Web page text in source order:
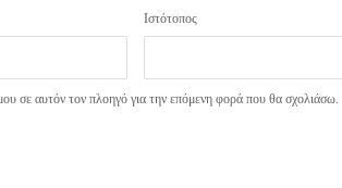
Ιστότοπος
σε αυτόν τον πλοηγό για την επόμενη φορά που θα σχολιάσω.